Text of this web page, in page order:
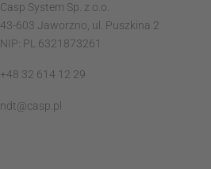
Casp System Sp. z o.o.
43-603 Jaworzno, ul. Puszkina 2
NIP: PL 6321873261
+48 32 614 12 29
ndt@casp.pl